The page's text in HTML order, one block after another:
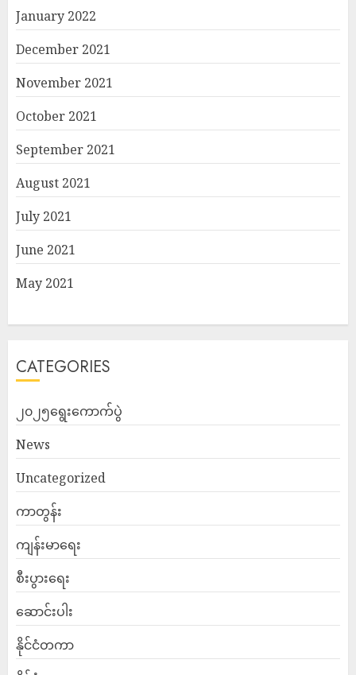
January 2022
December 2021
November 2021
October 2021
September 2021
August 2021
July 2021
June 2021
May 2021
CATEGORIES
၂၀၂၅ရွေးကောက်ပွဲ
News
Uncategorized
ကာတွန်း
ကျန်းမာရေး
စီးပွားရေး
ဆောင်းပါး
နိုင်ငံတကာ